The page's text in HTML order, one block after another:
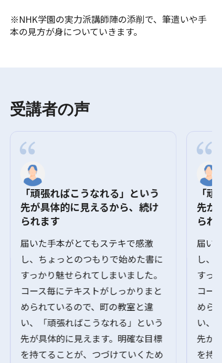
※NHK学園の実力派講師陣の添削で、筆遣いや手
本の見方が身についていきます。
受講者の声
「頑張ればこうなれる」という
先が具体的に見えるから、続け
られます
届いた手本がとてもステキで感激
し、ちょっとのつもりで始めた書に
すっかり魅せられてしまいました。
コース毎にテキストがしっかりまと
められているので、町の教室と違
い、「頑張ればこうなれる」という
先が具体的に見えます。明確な目標
を持てることが、つづけていくため
「
先が
られ
届い
し、
すっ
コー
めら
い、
先が
を持